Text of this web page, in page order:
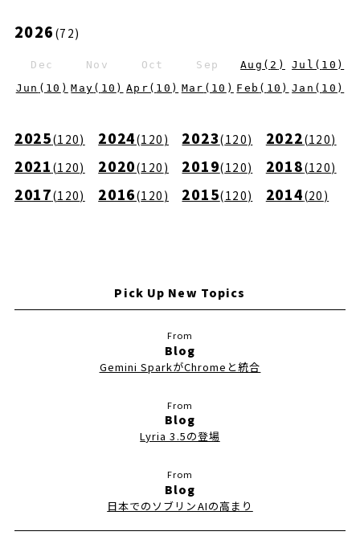
2026 (72)
Dec Nov Oct Sep Aug ( 2 ) Jul ( 10 )
Jun ( 10 ) May ( 10 ) Apr ( 10 ) Mar ( 10 ) Feb ( 10 ) Jan ( 10 )
2025(120) 2024(120 ) 2023(120) 2022(120)
2021 (120) 2020(120 ) 2019(120) 2018(120)
2017(120) 2016(120 ) 2015(120) 2014(20 )
Pick Up New Topics
Blog
Gemini SparkがChromeと統合
Blog
Lyria 3.5の登場
Blog
日本でのソブリンAIの高まり